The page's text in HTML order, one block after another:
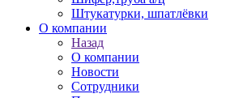
Штукатурки, шпатлёвки
О компании
Назад
О компании
Новости
Сотрудники